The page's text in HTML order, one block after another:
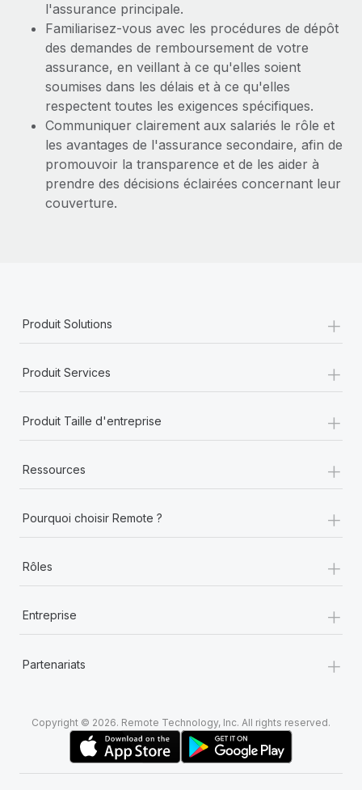
l'assurance principale.
Familiarisez-vous avec les procédures de dépôt
des demandes de remboursement de votre
assurance, en veillant à ce qu'elles soient
soumises dans les délais et à ce qu'elles
respectent toutes les exigences spécifiques.
Communiquer clairement aux salariés le rôle et
les avantages de l'assurance secondaire, afin de
promouvoir la transparence et de les aider à
prendre des décisions éclairées concernant leur
couverture.
Produit Solutions +
Produit Services +
Produit Taille d'entreprise +
Ressources +
Pourquoi choisir Remote ? +
Rôles +
Entreprise +
Partenariats +
Copyright © 2026. Remote Technology, Inc. All rights reserved.